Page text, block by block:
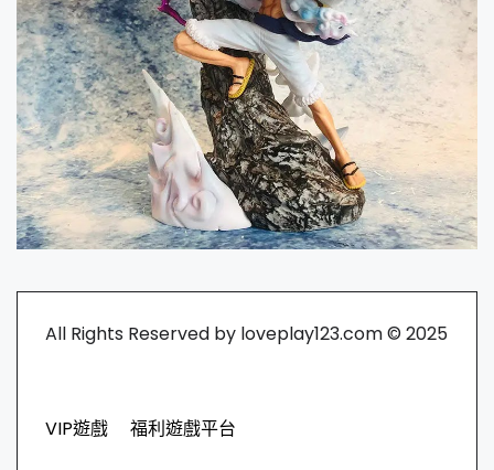
All Rights Reserved by loveplay123.com © 2025
VIP遊戲 福利遊戲平台